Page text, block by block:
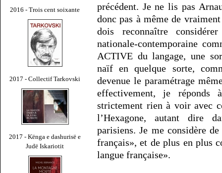
2016 - Trois cent soixante
2017 - Collectif Tarkovski
2017 - Kënga e dashurisë e
Judë Iskariotit
précédent. Je ne lis pas
donc pas à même de
dois reconnaître
nationale-contemporaine
ACTIVE du langage, une
naïf en quelque sorte,
devenue le paramétrage
effectivement, je réponds
strictement rien à voir avec
l’Hexagone, autant dire
parisiens. Je me considère
français», et de plus en plus
langue française».